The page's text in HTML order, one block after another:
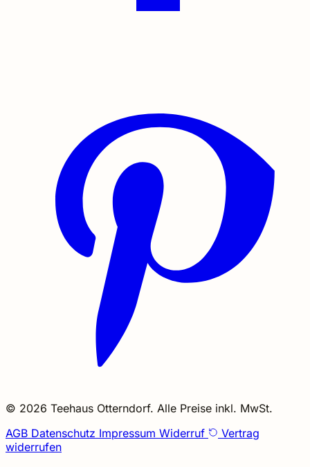
© 2026 Teehaus Otterndorf. Alle Preise inkl. MwSt.
AGB Datenschutz Impressum Widerruf
Vertrag
widerrufen